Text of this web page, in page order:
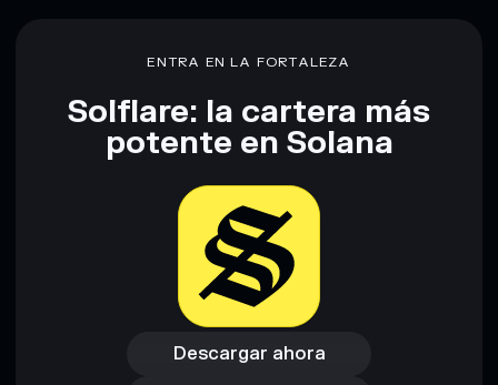
ENTRA EN LA FORTALEZA
Solflare: la cartera más
potente en Solana
Descargar ahora
Descargar ahora
Acceder a la billetera